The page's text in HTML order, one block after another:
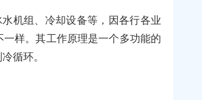
机组、冷却设备等，因各行各业
样。其工作原理是一个多功能的
循环。